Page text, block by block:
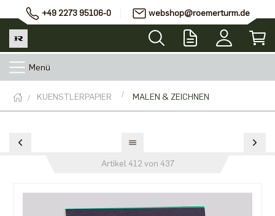
+49 2273 95106-0 webshop@roemerturm.de
Menü
KUENSTLERPAPIER MALEN & ZEICHNEN
Artikel 412 von 437